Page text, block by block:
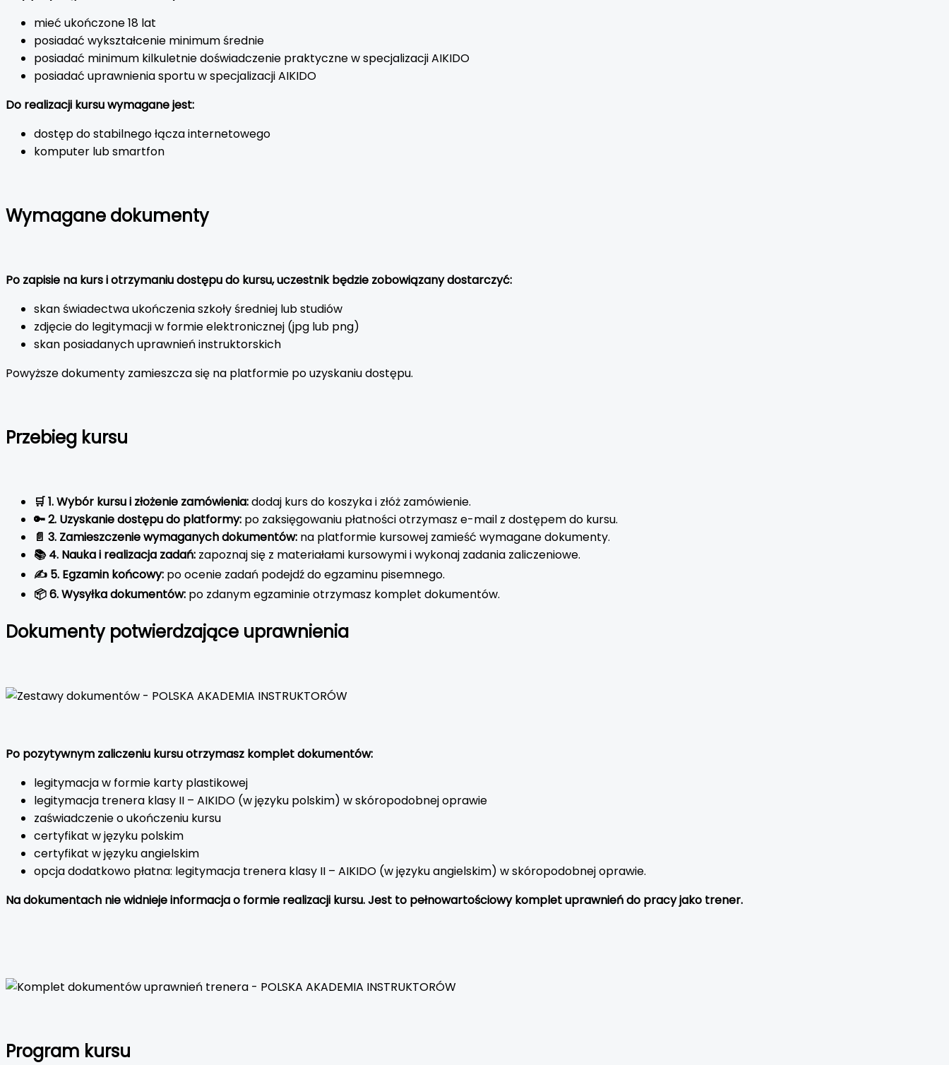
mieć ukończone 18 lat
posiadać wykształcenie minimum średnie
posiadać minimum kilkuletnie doświadczenie praktyczne w specjalizacji AIKIDO
posiadać uprawnienia sportu w specjalizacji AIKIDO
Do realizacji kursu wymagane jest:
dostęp do stabilnego łącza internetowego
komputer lub smartfon
Wymagane dokumenty
Po zapisie na kurs i otrzymaniu dostępu do kursu, uczestnik będzie zobowiązany dostarczyć:
skan świadectwa ukończenia szkoły średniej lub studiów
zdjęcie do legitymacji w formie elektronicznej (jpg lub png)
skan posiadanych uprawnień instruktorskich
Powyższe dokumenty zamieszcza się na platformie po uzyskaniu dostępu.
Przebieg kursu
🛒 1. Wybór kursu i złożenie zamówienia:dodaj kurs do koszyka i złóż zamówienie.
🔑 2. Uzyskanie dostępu do platformy: po zaksięgowaniu płatności otrzymasz e-mail z dostępem do kursu.
📄 3. Zamieszczenie wymaganych dokumentów: na platformie kursowej zamieść wymagane dokumenty.
📚 4. Nauka i realizacja zadań: zapoznaj się z materiałami kursowymi i wykonaj zadania zaliczeniowe.
✍️ 5. Egzamin końcowy: po ocenie zadań podejdź do egzaminu pisemnego.
📦 6. Wysyłka dokumentów: po zdanym egzaminie otrzymasz komplet dokumentów.
Dokumenty potwierdzające uprawnienia
Po pozytywnym zaliczeniu kursu otrzymasz komplet dokumentów:
legitymacja w formie karty plastikowej
legitymacja trenera klasy II – AIKIDO (w języku polskim) w skóropodobnej oprawie
zaświadczenie o ukończeniu kursu
certyfikat w języku polskim
certyfikat w języku angielskim
opcja dodatkowo płatna: legitymacja trenera klasy II – AIKIDO (w języku angielskim) w skóropodobnej oprawie.
Na dokumentach nie widnieje informacja o formie realizacji kursu. Jest to pełnowartościowy komplet uprawnień do pracy jako trener.
Program kursu